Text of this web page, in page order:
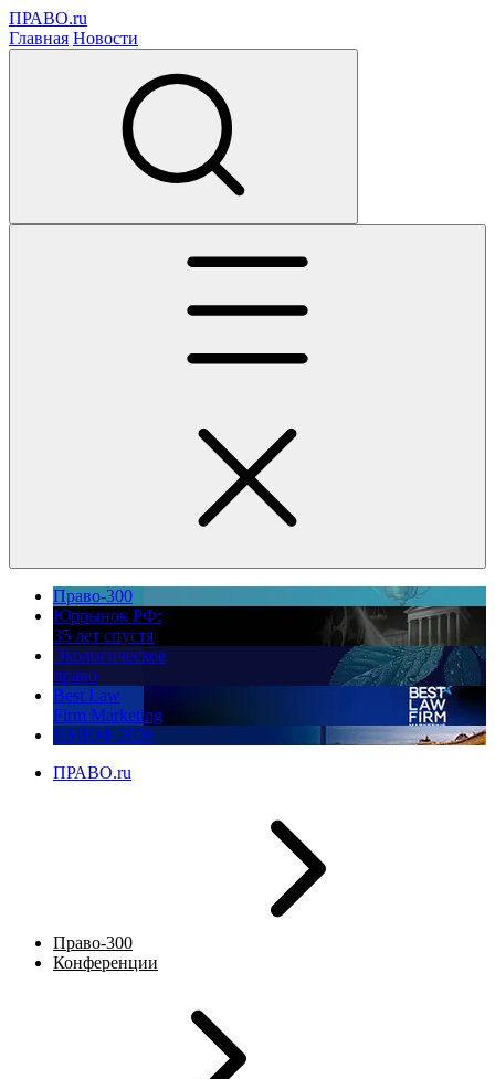
ПРАВО.ru
Главная Новости
Право-300
Юррынок РФ:
35 лет спустя
Экологическое
право
Best Law
Firm Marketing
ПМЮФ 2026
ПРАВО.ru
Право-300
Конференции